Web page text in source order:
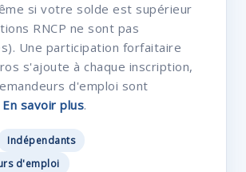
si votre solde est supérieur
RNCP ne sont pas
Une participation forfaitaire
s'ajoute à chaque inscription,
d'emploi sont
En savoir plus.
Indépendants
d'emploi